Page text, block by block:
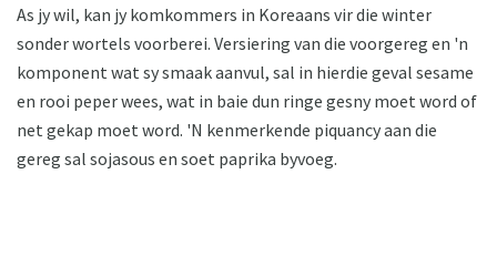
As jy wil, kan jy komkommers in Koreaans vir die winter
sonder wortels voorberei. Versiering van die voorgereg en 'n
komponent wat sy smaak aanvul, sal in hierdie geval sesame
en rooi peper wees, wat in baie dun ringe gesny moet word of
net gekap moet word. 'N kenmerkende piquancy aan die
gereg sal sojasous en soet paprika byvoeg.